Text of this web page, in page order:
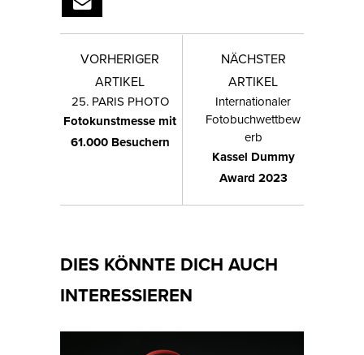
VORHERIGER
ARTIKEL
25. PARIS PHOTO
Fotokunstmesse mit
61.000 Besuchern
NÄCHSTER
ARTIKEL
Internationaler
Fotobuchwettbew
erb
Kassel Dummy
Award 2023
DIES KÖNNTE DICH AUCH
INTERESSIEREN